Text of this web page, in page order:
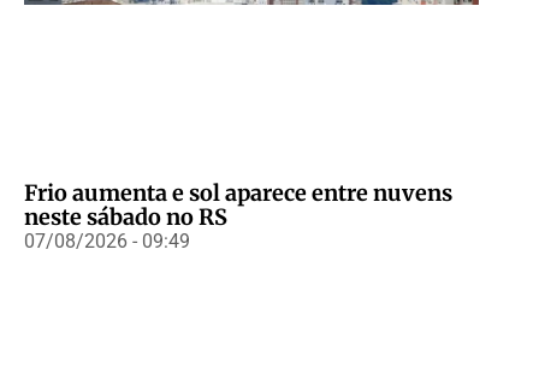
Frio aumenta e sol aparece entre nuvens
neste sábado no RS
07/08/2026 - 09:49